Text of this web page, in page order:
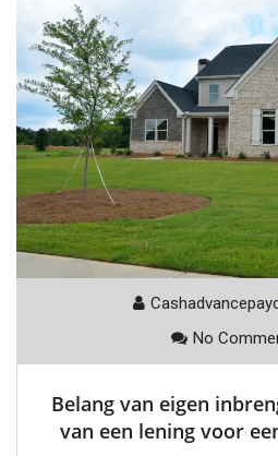
No
Belang van eigen
van een lening voor